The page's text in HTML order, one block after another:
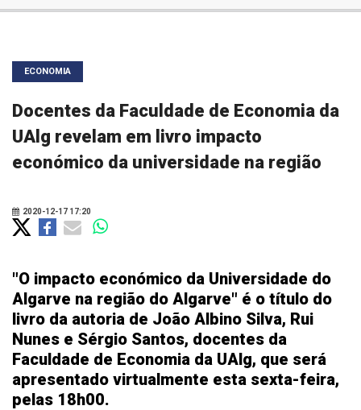
ECONOMIA
Docentes da Faculdade de Economia da
UAlg revelam em livro impacto
económico da universidade na região
2020-12-17 17:20
"O impacto económico da Universidade do
Algarve na região do Algarve" é o título do
livro da autoria de João Albino Silva, Rui
Nunes e Sérgio Santos, docentes da
Faculdade de Economia da UAlg, que será
apresentado virtualmente esta sexta-feira,
pelas 18h00.